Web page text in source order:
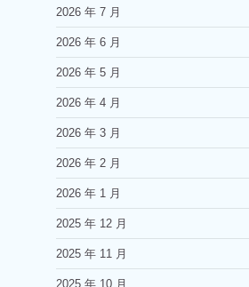
2026 年 7 月
2026 年 6 月
2026 年 5 月
2026 年 4 月
2026 年 3 月
2026 年 2 月
2026 年 1 月
2025 年 12 月
2025 年 11 月
2025 年 10 月